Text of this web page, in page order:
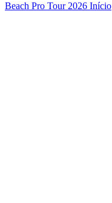
Beach Pro Tour 2026 Início